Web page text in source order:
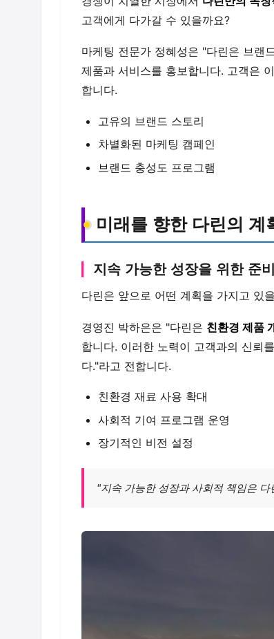
고객에게 다가갈 수 있을까요?
마케팅 전문가 정혜성은 "다린은 브랜
제품과 서비스를 홍보합니다. 고객은
합니다.
고유의 브랜드 스토리
차별화된 마케팅 캠페인
브랜드 충성도 프로그램
미래를 향한 다린의 계
지속 가능한 성장을 위한 준비
다린은 앞으로 어떤 계획을 가지고 있
경영진 박하은은 "다린은 친환경 제품
합니다. 이러한 노력이 고객과의 신뢰
다."라고 전합니다.
친환경 재료 사용 확대
사회적 기여 프로그램 운영
장기적인 비전 설정
"지속 가능한 성장과 사회적 책임은